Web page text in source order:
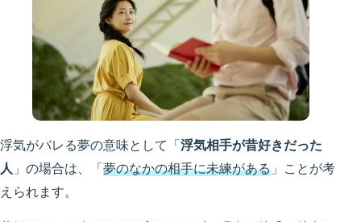
浮気がバレる夢の意味として「浮気相手が昔好きだった
人 」の場合は、「夢のなかの相手に未練がある 」ことが考
えられます。